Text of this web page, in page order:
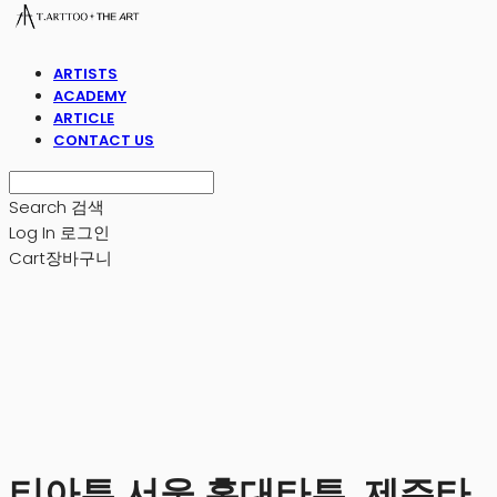
ARTISTS
ACADEMY
ARTICLE
CONTACT US
Search 검색
Log In 로그인
Cart장바구니